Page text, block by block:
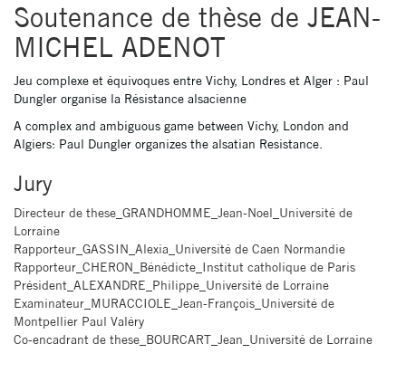
Soutenance de thèse de JEAN-
MICHEL ADENOT
Jeu complexe et équivoques entre Vichy, Londres et Alger : Paul
Dungler organise la Résistance alsacienne
A complex and ambiguous game between Vichy, London and
Algiers: Paul Dungler organizes the alsatian Resistance.
Jury
Directeur de these_GRANDHOMME_Jean-Noel_Université de
Lorraine
Rapporteur_GASSIN_Alexia_Université de Caen Normandie
Rapporteur_CHERON_Bénédicte_Institut catholique de Paris
Président_ALEXANDRE_Philippe_Université de Lorraine
Examinateur_MURACCIOLE_Jean-François_Université de
Montpellier Paul Valéry
Co-encadrant de these_BOURCART_Jean_Université de Lorraine